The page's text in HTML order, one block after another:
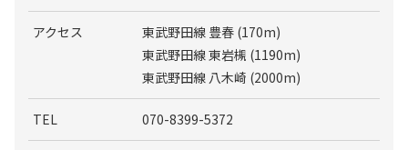
アクセス
東武野田線 豊春 (170m)
東武野田線 東岩槻 (1190m)
東武野田線 八木崎 (2000m)
TEL 070-8399-5372